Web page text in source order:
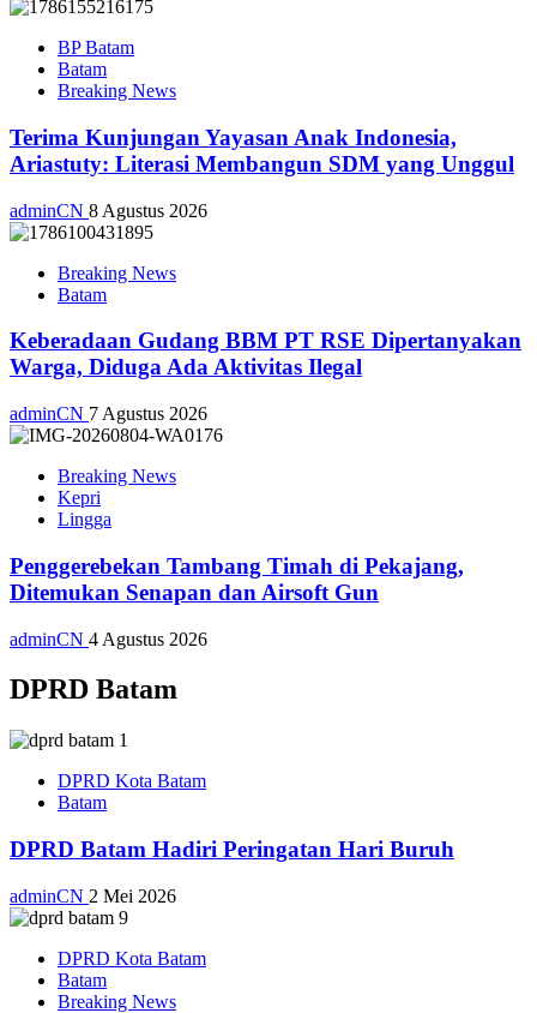
BP Batam
Batam
Breaking News
Terima Kunjungan Yayasan Anak Indonesia,
Ariastuty: Literasi Membangun SDM yang Unggul
adminCN 8 Agustus 2026
Breaking News
Batam
Keberadaan Gudang BBM PT RSE Dipertanyakan
Warga, Diduga Ada Aktivitas Ilegal
adminCN 7 Agustus 2026
Breaking News
Kepri
Lingga
Penggerebekan Tambang Timah di Pekajang,
Ditemukan Senapan dan Airsoft Gun
adminCN 4 Agustus 2026
DPRD Batam
DPRD Kota Batam
Batam
DPRD Batam Hadiri Peringatan Hari Buruh
adminCN 2 Mei 2026
DPRD Kota Batam
Batam
Breaking News